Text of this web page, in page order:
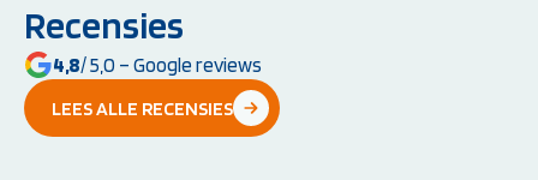
Recensies
4,8/ 5,0 – Google reviews
LEES ALLE RECENSIES